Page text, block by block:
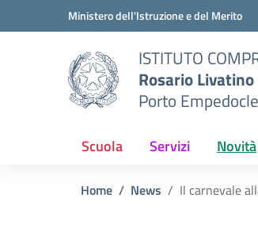
Vai ai contenuti
Vai al menu di navigazioneMinistero dell'Istruzione e del Merito
ISTITUTO
Rosario Livatino
Porto Empedocle
Scuola Servizi Novità
Home News Il carnevale